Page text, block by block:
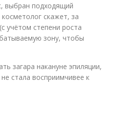
выбран подходящий
скажет, за
учётом степени роста
зону, чтобы
загара накануне эпиляции,
стала восприимчивее к